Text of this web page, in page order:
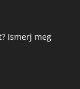
Ismerj meg